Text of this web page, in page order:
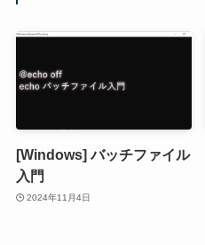
[Windows] バッチファイル
入門
2024年11月4日